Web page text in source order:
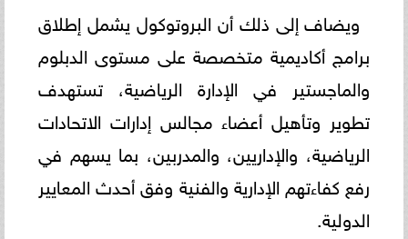
ويضاف إلى ذلك أن البروتوكول يشمل إطلاق
برامج أكاديمية متخصصة على مستوى الدبلوم
والماجستير في الإدارة الرياضية، تستهدف
تطوير وتأهيل أعضاء مجالس إدارات الاتحادات
الرياضية، والإداريين، والمدربين، بما يسهم في
رفع كفاءتهم الإدارية والفنية وفق أحدث المعايير
الدولية.